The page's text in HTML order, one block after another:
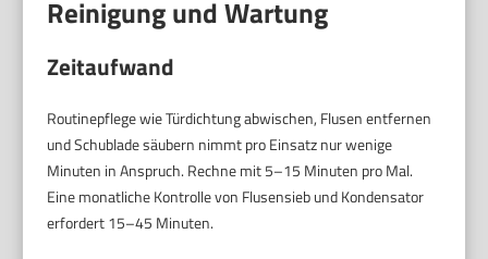
Reinigung und Wartung
Zeitaufwand
Routinepflege wie Türdichtung abwischen, Flusen entfernen
und Schublade säubern nimmt pro Einsatz nur wenige
Minuten in Anspruch. Rechne mit 5–15 Minuten pro Mal.
Eine monatliche Kontrolle von Flusensieb und Kondensator
erfordert 15–45 Minuten.